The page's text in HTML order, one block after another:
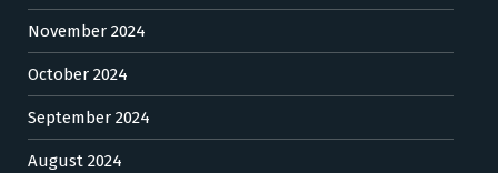
November 2024
October 2024
September 2024
August 2024